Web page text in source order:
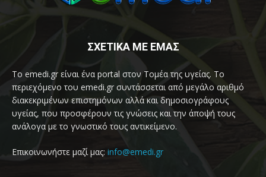
ΣΧΕΤΙΚΑ ΜΕ ΕΜΑΣ
Το emedi.gr είναι ένα portal στον Τομέα της υγείας. Το
περιεχόμενο του emedi.gr συντάσσεται από μεγάλο αριθμό
διακεκριμένων επιστημόνων αλλά και δημοσιογράφους
υγείας, που προσφέρουν τις γνώσεις και την άποψή τους
ανάλογα με το γνωστικό τους αντικείμενο.
Επικοινωνήστε μαζί μας: info@emedi.gr